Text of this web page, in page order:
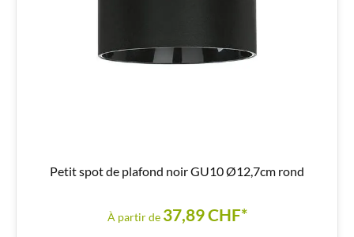
Petit spot de plafond noir GU10 Ø12,7cm rond
À partir de 37,89 CHF*